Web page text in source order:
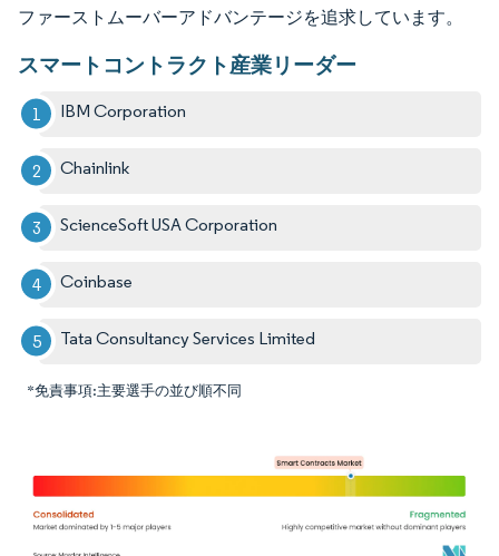
ファーストムーバーアドバンテージを追求しています。
スマートコントラクト産業リーダー
IBM Corporation
Chainlink
ScienceSoft USA Corporation
Coinbase
Tata Consultancy Services Limited
*免責事項:主要選手の並び順不同